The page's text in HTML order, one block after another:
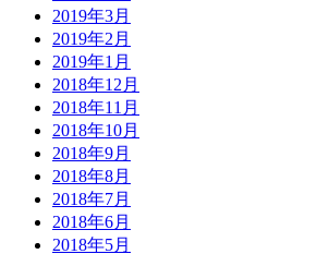
2019年3月
2019年2月
2019年1月
2018年12月
2018年11月
2018年10月
2018年9月
2018年8月
2018年7月
2018年6月
2018年5月